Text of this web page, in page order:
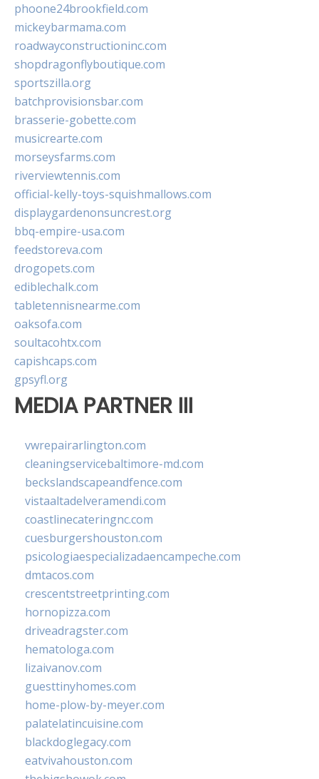
phoone24brookfield.com
mickeybarmama.com
roadwayconstructioninc.com
shopdragonflyboutique.com
sportszilla.org
batchprovisionsbar.com
brasserie-gobette.com
musicrearte.com
morseysfarms.com
riverviewtennis.com
official-kelly-toys-squishmallows.com
displaygardenonsuncrest.org
bbq-empire-usa.com
feedstoreva.com
drogopets.com
ediblechalk.com
tabletennisnearme.com
oaksofa.com
soultacohtx.com
capishcaps.com
gpsyfl.org
MEDIA PARTNER III
vwrepairarlington.com
cleaningservicebaltimore-md.com
beckslandscapeandfence.com
vistaaltadelveramendi.com
coastlinecateringnc.com
cuesburgershouston.com
psicologiaespecializadaencampeche.com
dmtacos.com
crescentstreetprinting.com
hornopizza.com
driveadragster.com
hematologa.com
lizaivanov.com
guesttinyhomes.com
home-plow-by-meyer.com
palatelatincuisine.com
blackdoglegacy.com
eatvivahouston.com